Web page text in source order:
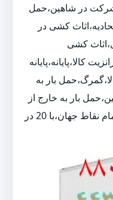
شرکت در شاهین،حمل
کشی در
کشی
کالا،پایانه،پایانه
بار به
بار به خارج از
کشور،حمل بار به عراق،حمل بار به تمام نقاط جهان،با 20 در